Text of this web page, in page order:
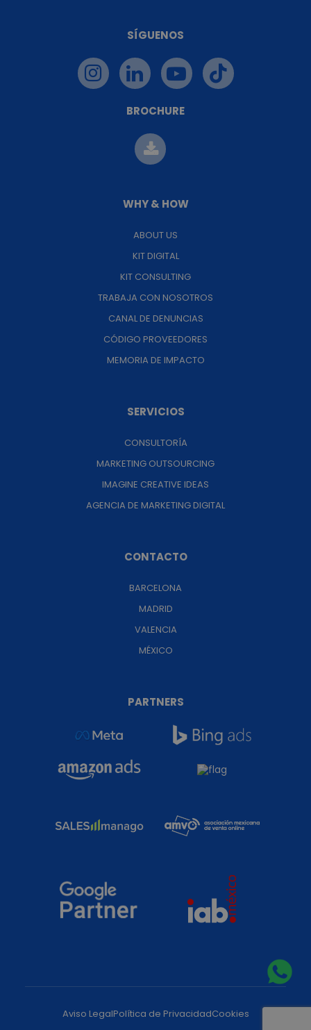
SÍGUENOS
BROCHURE
WHY & HOW
ABOUT US
KIT DIGITAL
KIT CONSULTING
TRABAJA CON NOSOTROS
CANAL DE DENUNCIAS
CÓDIGO PROVEEDORES
MEMORIA DE IMPACTO
SERVICIOS
CONSULTORÍA
MARKETING OUTSOURCING
IMAGINE CREATIVE IDEAS
AGENCIA DE MARKETING DIGITAL
CONTACTO
BARCELONA
MADRID
VALENCIA
MÉXICO
PARTNERS
Aviso LegalPolítica de PrivacidadCookies